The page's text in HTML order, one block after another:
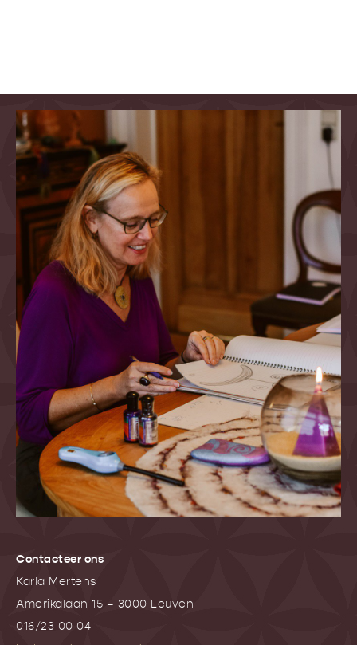
Contacteer ons
Karla Mertens
Amerikalaan 15 – 3000 Leuven
016/23 00 04